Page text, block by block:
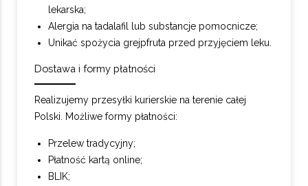
lekarska;
Alergia na tadalafil lub substancje pomocnicze;
Unikać spożycia grejpfruta przed przyjęciem leku.
Dostawa i formy płatności
Realizujemy przesyłki kurierskie na terenie całej
Polski. Możliwe formy płatności:
Przelew tradycyjny;
Płatność kartą online;
BLIK;